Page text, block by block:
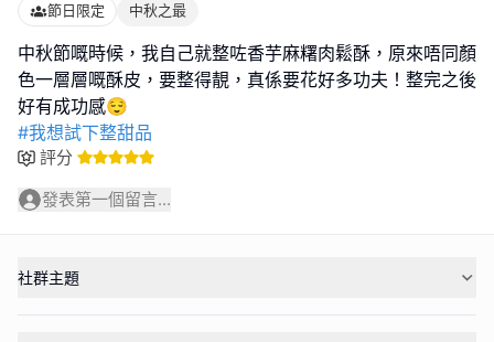
節日限定 中秋之最
中秋節嘅時候，我自己就整咗香芋麻糬肉鬆酥，原來唔同顏
色一層層嘅酥皮，要整得靚，真係要花好多功夫！整完之後
#我想試下整甜品
評分
發表第一個留言...
社群主題